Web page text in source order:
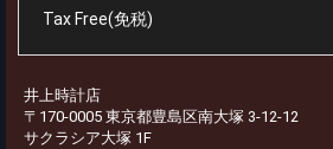
Tax Free(免税)
井上時計店
〒170-0005 東京都豊島区南大塚 3-12-12
サクラシア大塚 1F